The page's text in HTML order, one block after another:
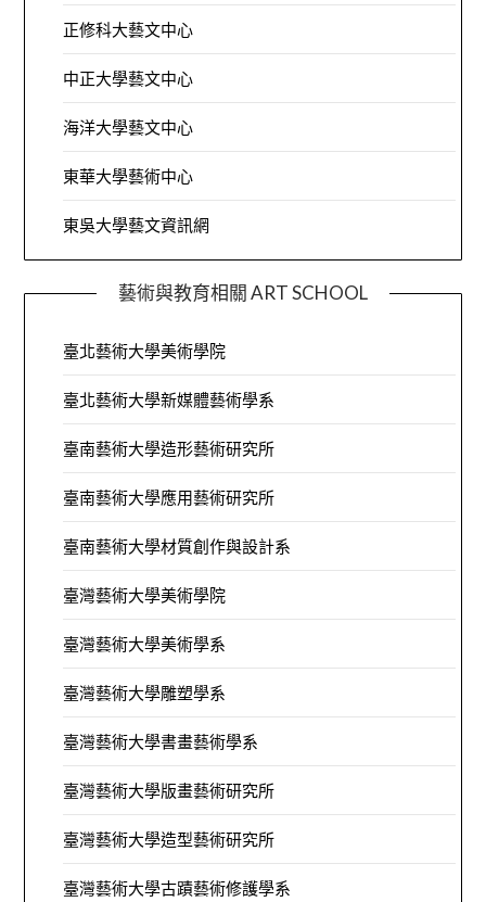
正修科大藝文中心
中正大學藝文中心
海洋大學藝文中心
東華大學藝術中心
東吳大學藝文資訊網
藝術與教育相關 ART SCHOOL
臺北藝術大學美術學院
臺北藝術大學新媒體藝術學系
臺南藝術大學造形藝術研究所
臺南藝術大學應用藝術研究所
臺南藝術大學材質創作與設計系
臺灣藝術大學美術學院
臺灣藝術大學美術學系
臺灣藝術大學雕塑學系
臺灣藝術大學書畫藝術學系
臺灣藝術大學版畫藝術研究所
臺灣藝術大學造型藝術研究所
臺灣藝術大學古蹟藝術修護學系